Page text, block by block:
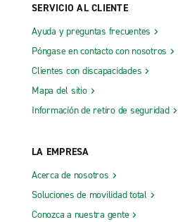
SERVICIO AL CLIENTE
Ayuda y preguntas frecuentes
Póngase en contacto con nosotros
Clientes con discapacidades
Mapa del sitio
Información de retiro de seguridad
LA EMPRESA
Acerca de nosotros
Soluciones de movilidad total
Conozca a nuestra gente